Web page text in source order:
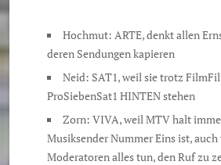
Hochmut: ARTE, denkt allen
deren Sendungen kapieren
Neid: SAT1, weil sie trotz
ProSiebenSat1 HINTEN stehen
Zorn: VIVA, weil MTV halt
Musiksender Nummer Eins ist,
Moderatoren alles tun, den Ruf zu